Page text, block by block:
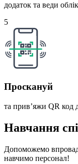
додаток та веди
5
Проскануй
та прив’яжи QR
Навчання
Допоможемо
навчимо персонал!